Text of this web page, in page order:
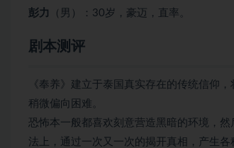
彭力
（男）：30岁，豪迈，直率。
剧本测评
《奉养》建立于泰国真实存在的传统信仰
稍微偏向困难。
恐怖本一般都喜欢刻意营造黑暗的环境，
法上，通过一次又一次的揭开真相，产生各